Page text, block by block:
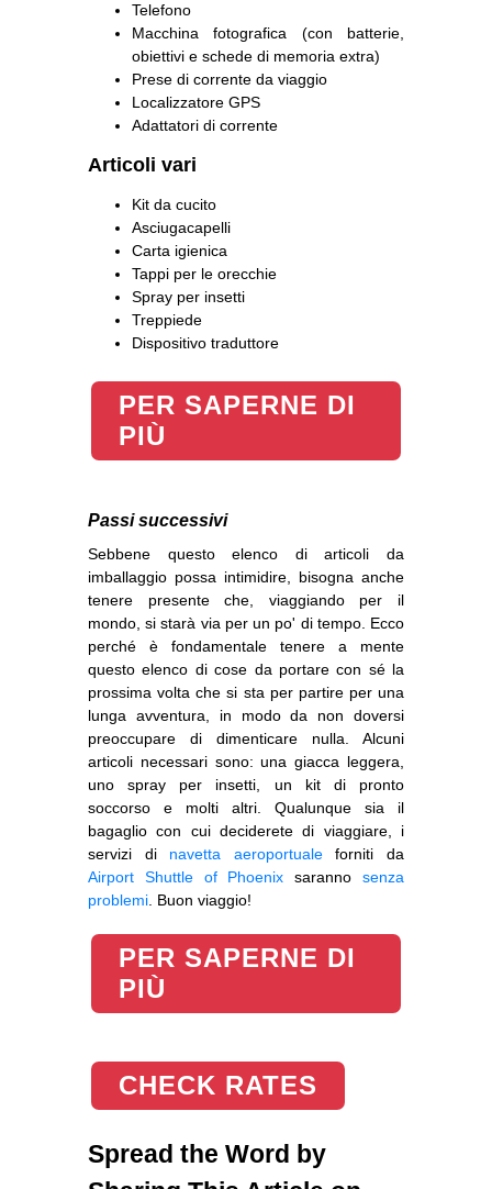
Telefono
Macchina fotografica (con batterie,
obiettivi e schede di memoria extra)
Prese di corrente da viaggio
Localizzatore GPS
Adattatori di corrente
Articoli vari
Kit da cucito
Asciugacapelli
Carta igienica
Tappi per le orecchie
Spray per insetti
Treppiede
Dispositivo traduttore
PER SAPERNE DI
PIÙ
Passi successivi
Sebbene questo elenco di articoli da
imballaggio possa intimidire, bisogna anche
tenere presente che, viaggiando per il
mondo, si starà via per un po' di tempo. Ecco
perché è fondamentale tenere a mente
questo elenco di cose da portare con sé la
prossima volta che si sta per partire per una
lunga avventura, in modo da non doversi
preoccupare di dimenticare nulla. Alcuni
articoli necessari sono: una giacca leggera,
uno spray per insetti, un kit di pronto
soccorso e molti altri. Qualunque sia il
bagaglio con cui deciderete di viaggiare, i
servizi di navetta aeroportualeforniti da
Airport Shuttle of Phoenix sarannosenza
problemi . Buon viaggio!
PER SAPERNE DI
PIÙ
CHECK RATES
Spread the Word by